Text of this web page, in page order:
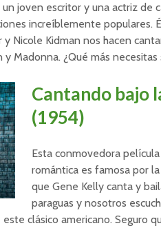
joven escritor y una actriz de
increíblemente populares.
Nicole Kidman nos hacen
Madonna. ¿Qué más necesitas
Cantando bajo
(1954)
Esta conmovedora
romántica es famosa por
que Gene Kelly canta y
paraguas y nosotros
clásico americano. Seguro